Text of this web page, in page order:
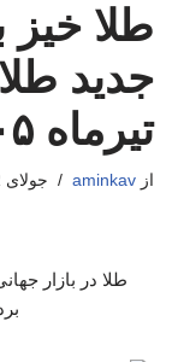
طلا
تیرماه ۱۴۰۵
از aminkav جولای 2, 2026
طلا در بازار